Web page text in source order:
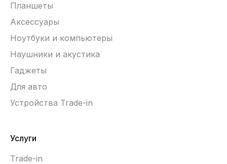
Планшеты
Аксессуары
Ноутбуки и компьютеры
Наушники и акустика
Гаджеты
Для авто
Устройства Trade-in
Услуги
Trade-in